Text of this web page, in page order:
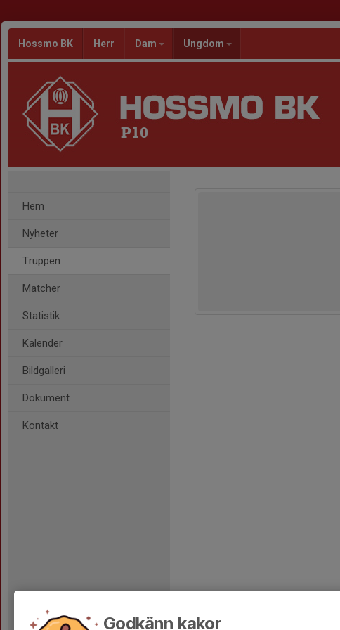
Hossmo BK Herr Dam Ungdom
P10
Hem
Nyheter
Truppen
Matcher
Statistik
Kalender
Bildgalleri
Dokument
Kontakt
Godkänn kakor